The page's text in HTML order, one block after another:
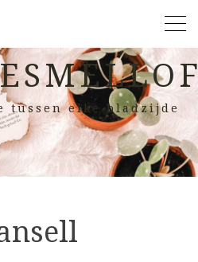
tussen elke bladzijde